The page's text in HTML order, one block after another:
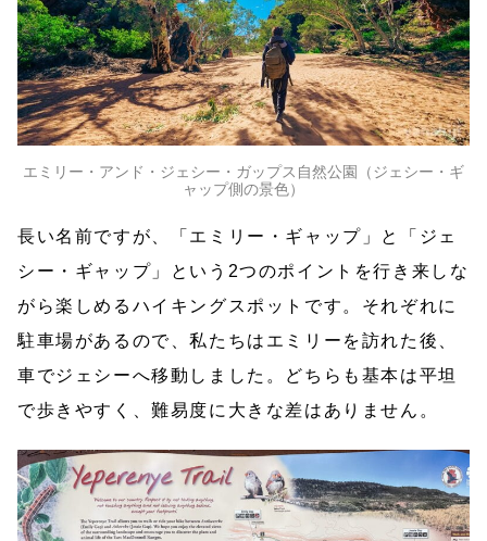
エミリー・アンド・ジェシー・ガップス自然公園（ジェシー・ギ
ャップ側の景色）
長い名前ですが、「エミリー・ギャップ」と「ジェ
シー・ギャップ」という2つのポイントを行き来しな
がら楽しめるハイキングスポットです。それぞれに
駐車場があるので、私たちはエミリーを訪れた後、
車でジェシーへ移動しました。どちらも基本は平坦
で歩きやすく、難易度に大きな差はありません。